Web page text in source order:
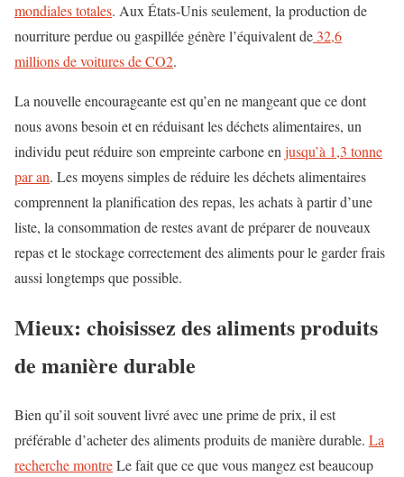
mondiales totales. Aux États-Unis seulement, la production de
nourriture perdue ou gaspillée génère l’équivalent de 32,6
millions de voitures de CO2.
La nouvelle encourageante est qu’en ne mangeant que ce dont
nous avons besoin et en réduisant les déchets alimentaires, un
individu peut réduire son empreinte carbone enjusqu’à 1,3 tonne
par an. Les moyens simples de réduire les déchets alimentaires
comprennent la planification des repas, les achats à partir d’une
liste, la consommation de restes avant de préparer de nouveaux
repas et le stockage correctement des aliments pour le garder frais
aussi longtemps que possible.
Mieux: choisissez des aliments produits
de manière durable
Bien qu’il soit souvent livré avec une prime de prix, il est
préférable d’acheter des aliments produits de manière durable. La
recherche montreLe fait que ce que vous mangez est beaucoup